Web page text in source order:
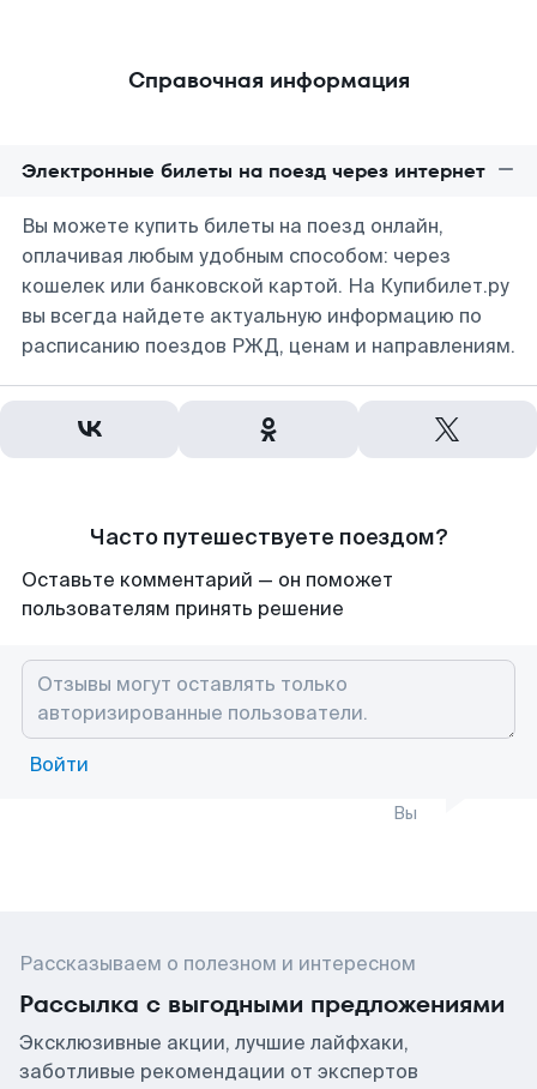
Справочная информация
Электронные билеты на поезд через интернет
Вы можете купить билеты на поезд онлайн,
оплачивая любым удобным способом: через
кошелек или банковской картой. На Купибилет.ру
вы всегда найдете актуальную информацию по
расписанию поездов РЖД, ценам и направлениям.
Часто путешествуете поездом?
Оставьте комментарий — он поможет
пользователям принять решение
Войти
Вы
Рассказываем о полезном и интересном
Рассылка с выгодными предложениями
Эксклюзивные акции, лучшие лайфхаки,
заботливые рекомендации от экспертов